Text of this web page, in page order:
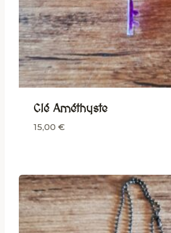
Clé Améthyste
15,00 €